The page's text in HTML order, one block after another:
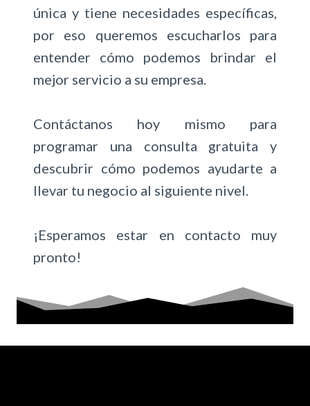
única y tiene necesidades específicas,
por eso queremos escucharlos para
entender cómo podemos brindar el
mejor servicio a su empresa.
Contáctanos hoy mismo para
programar una consulta gratuita y
descubrir cómo podemos ayudarte a
llevar tu negocio al siguiente nivel.
¡Esperamos estar en contacto muy
pronto!